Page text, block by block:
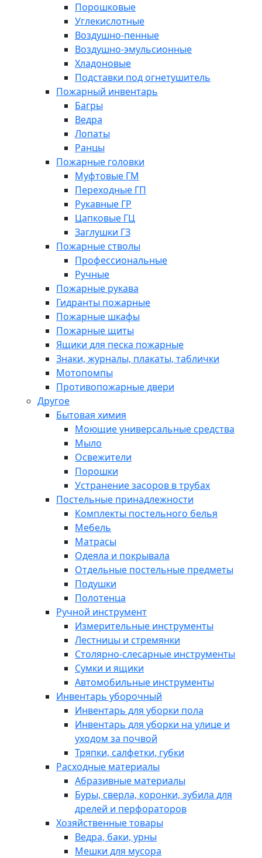
Порошковые
Углекислотные
Воздушно-пенные
Воздушно-эмульсионные
Хладоновые
Подставки под огнетушитель
Пожарный инвентарь
Багры
Ведра
Лопаты
Ранцы
Пожарные головки
Муфтовые ГМ
Переходные ГП
Рукавные ГР
Цапковые ГЦ
Заглушки ГЗ
Пожарные стволы
Профессиональные
Ручные
Пожарные рукава
Гидранты пожарные
Пожарные шкафы
Пожарные щиты
Ящики для песка пожарные
Знаки, журналы, плакаты, таблички
Мотопомпы
Противопожарные двери
Другое
Бытовая химия
Моющие универсальные средства
Мыло
Освежители
Порошки
Устранение засоров в трубах
Постельные принадлежности
Комплекты постельного белья
Мебель
Матрасы
Одеяла и покрывала
Отдельные постельные предметы
Подушки
Полотенца
Ручной инструмент
Измерительные инструменты
Лестницы и стремянки
Столярно-слесарные инструменты
Сумки и ящики
Автомобильные инструменты
Инвентарь уборочный
Инвентарь для уборки пола
Инвентарь для уборки на улице и
уходом за почвой
Тряпки, салфетки, губки
Расходные материалы
Абразивные материалы
Буры, сверла, коронки, зубила для
дрелей и перфораторов
Хозяйственные товары
Ведра, баки, урны
Мешки для мусора